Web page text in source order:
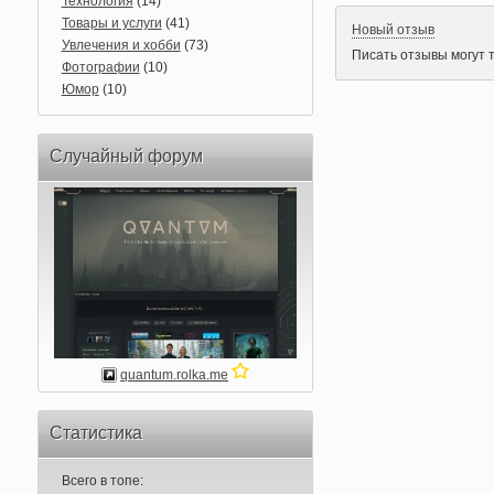
Товары и услуги (41)
Увлечения и хобби (73)
Фотографии (10)
Юмор(10)
Случайный форум
quantum.rolka.me
Статистика
Всего в топе:
Новый отзыв
Писать отзывы могут